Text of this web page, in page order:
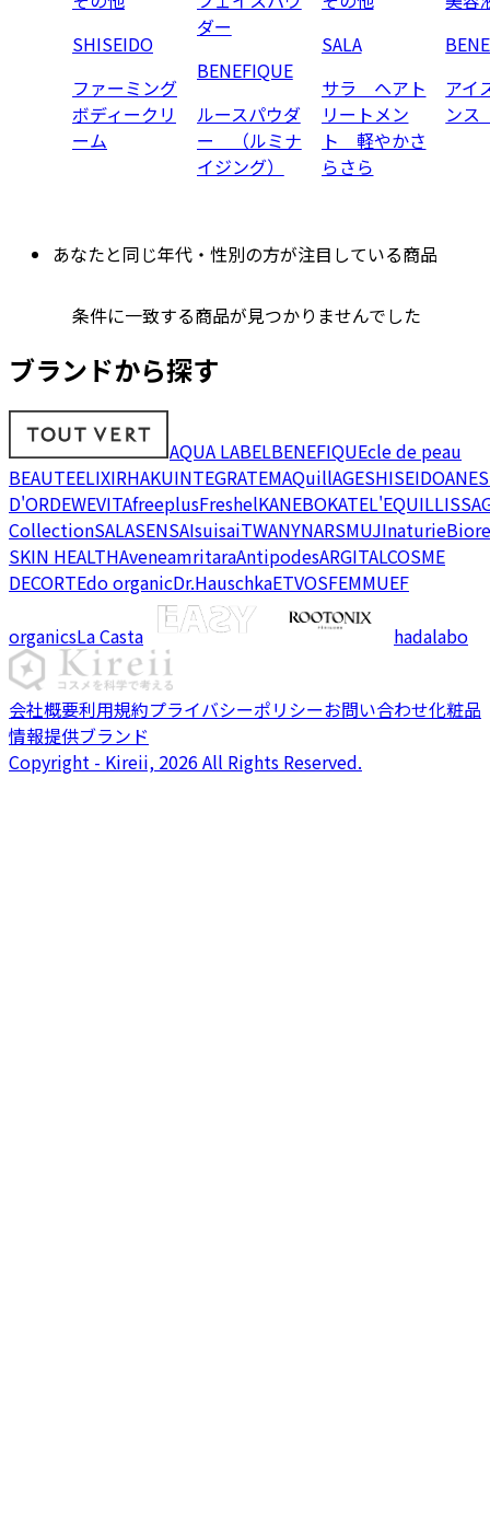
SHISEIDO
ファーミング
ボディークリ
ーム
ダー
BENEFIQUE
ルースパウダ
ー （ルミナ
イジング）
SALA
サラ ヘアト
リートメン
ト 軽やかさ
らさら
アイ
ン
あなたと同じ年代・性別の方が注目している商品
条件に一致する商品が見つかりませんでした
ブランドから探す
AQUA LABELBENEFIQUEcle de peau
BEAUTEELIXIRHAKUINTEGRATEMAQuillAGESHISEIDO
D'ORDEWEVITAfreeplusFreshelKANEBOKATEL'EQUIL
CollectionSALASENSAIsuisaiTWANYNARSMUJInaturieBiore
SKIN HEALTHAveneamritaraAntipodesARGITALCOSME
DECORTEdo organicDr.HauschkaETVOSFEMMUEF
organicsLa Casta hadalabo
会社概要利用規約プライバシーポリシーお問い合わせ化粧品
情報提供ブランド
Copyright - Kireii, 2026 All Rights Reserved.